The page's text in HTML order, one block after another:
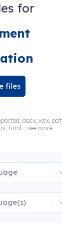
for
files
docx, xlsx, pdf,
html... see more